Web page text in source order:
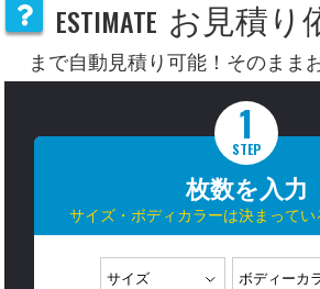
ESTIMATE お見積り
まで自動見積り可能！そのまま
1
STEP
枚数を入力
サイズ・ボディカラーは決まってい